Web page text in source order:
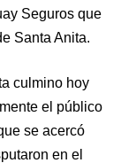
Seguros que
Santa Anita.
culmino hoy
el público
se acercó
en el